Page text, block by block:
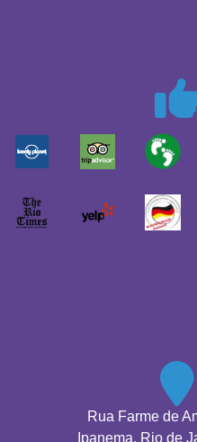
Rua Farme de
Ipanema, Rio de